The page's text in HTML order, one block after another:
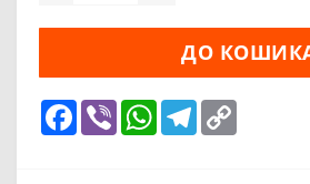
ДО
Facebook
Viber WhatsApp
Telegram